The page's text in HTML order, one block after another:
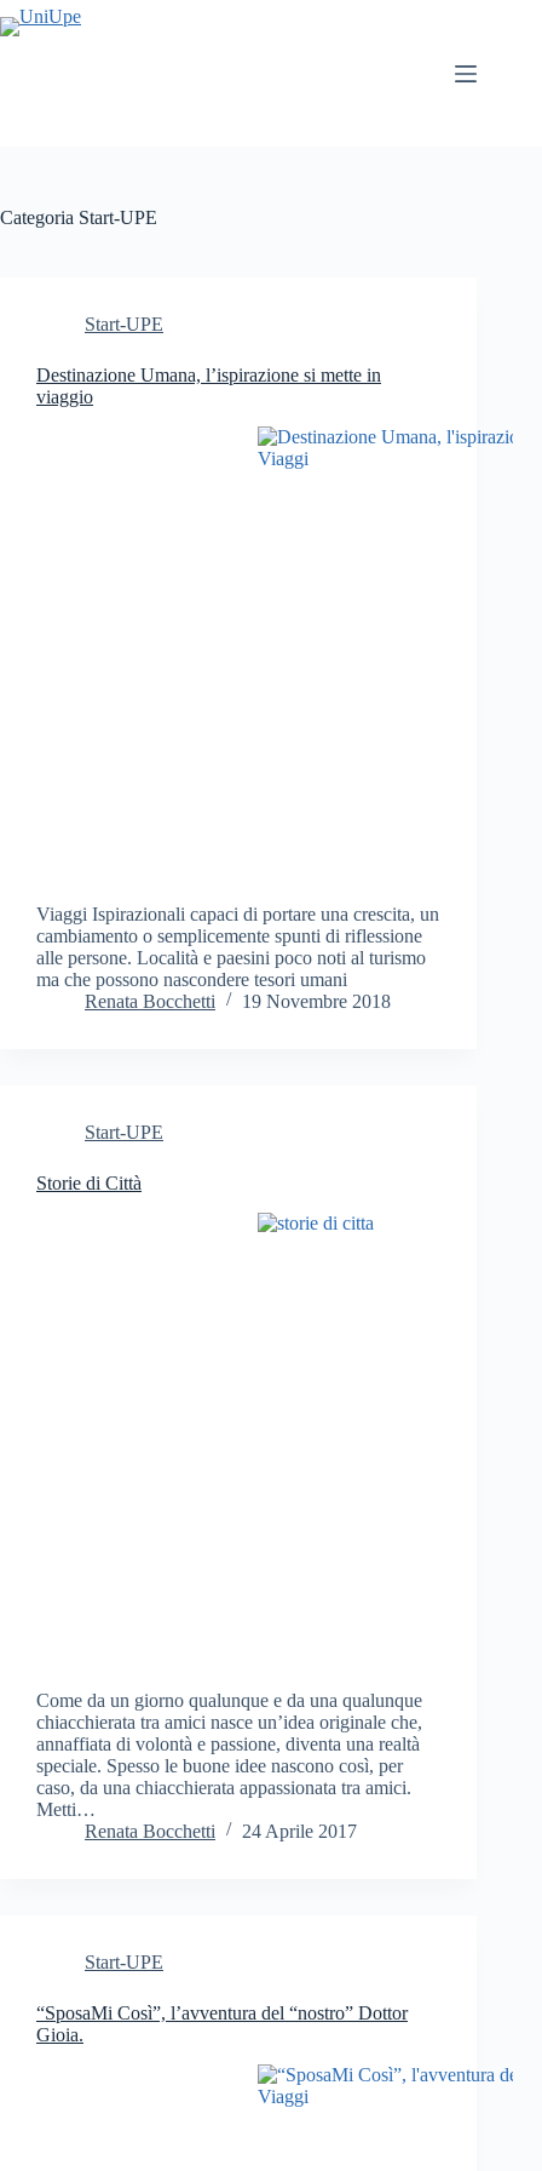
Salta
al
Categoria Start-UPE
Start-UPE
Destinazione Umana, l’ispirazione si mette in
viaggio
Viaggi Ispirazionali capaci di portare una crescita, un
cambiamento o semplicemente spunti di riflessione
alle persone. Località e paesini poco noti al turismo
ma che possono nascondere tesori umani
Renata Bocchetti
19 Novembre 2018
Start-UPE
Storie di Città
Come da un giorno qualunque e da una qualunque
chiacchierata tra amici nasce un’idea originale che,
annaffiata di volontà e passione, diventa una realtà
speciale. Spesso le buone idee nascono così, per
caso, da una chiacchierata appassionata tra amici.
Metti…
Renata Bocchetti
24 Aprile 2017
Start-UPE
“SposaMi Così”, l’avventura del “nostro” Dottor
Gioia.